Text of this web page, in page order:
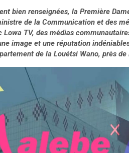
bien renseignées, la Première
de la Communication et des
TV, des médias
image et une réputation
de la Louétsi Wano, près